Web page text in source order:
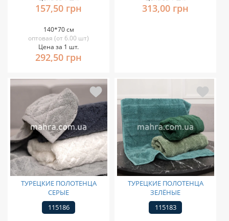
157,50 грн
140*70 см
оптовая (от 6.00 шт)
Цена за 1 шт.
292,50 грн
313,00 грн
ТУРЕЦКИЕ ПОЛОТЕНЦА
СЕРЫЕ
115186
ТУРЕЦКИЕ ПОЛОТЕНЦА
ЗЕЛЁНЫЕ
115183